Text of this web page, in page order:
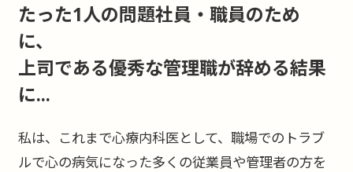
たった1人の問題社員・職員のため
に、
上司である優秀な管理職が辞める結果
に...
私は、これまで心療内科医として、職場でのトラブ
ルで心の病気になった多くの従業員や管理者の方を